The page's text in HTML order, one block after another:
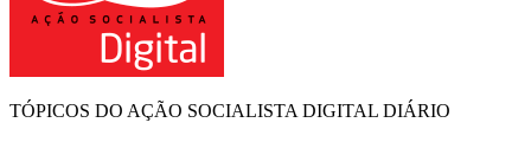
TÓPICOS DO AÇÃO SOCIALISTA DIGITAL DIÁRIO